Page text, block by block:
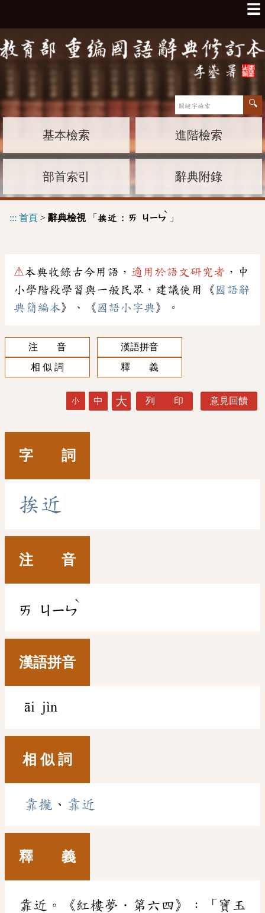
☰
基本檢索 進階檢索
部首索引 辭典附錄
::: 首頁 > 辭典檢視「 挨近 : ㄞ ㄐㄧㄣ
ˋ
」
⚠本典收錄古今用語， 適用於語文研究者 ，中
小學階段學習與一般民眾，建議使用《 國語辭
典簡編本》、《 國語小字典》。
注 音
漢語拼音
相 似 詞
釋 義
小 中 大 列 印 意見回饋
字 詞
挨近
注 音
ㄞ ㄐㄧㄣ
ˋ
漢語拼音
āi jìn
相 似 詞
靠攏 、 靠近
釋 義
靠近。《紅樓夢．第六四》：「寶玉